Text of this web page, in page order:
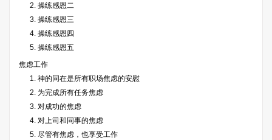
2. 操练感恩二
3. 操练感恩三
4. 操练感恩四
5. 操练感恩五
焦虑工作
1. 神的同在是所有职场焦虑的安慰
2. 为完成所有任务焦虑
3. 对成功的焦虑
4. 对上司和同事的焦虑
5. 尽管有焦虑，也享受工作